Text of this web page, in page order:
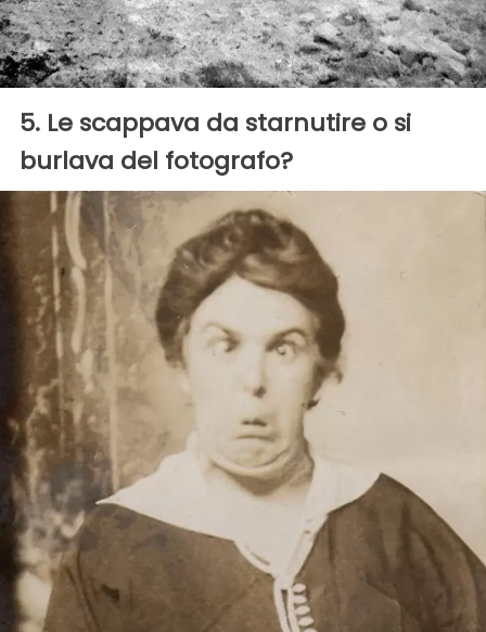
5. Le scappava da starnutire o si
burlava del fotografo?